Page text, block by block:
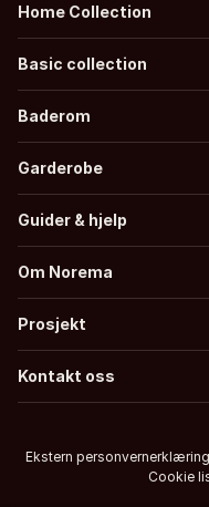
Home Collection
Basic collection
Baderom
Garderobe
Guider & hjelp
Om Norema
Prosjekt
Kontakt oss
Ekstern personvernerklæring
Cookie